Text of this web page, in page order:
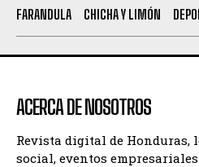
FARANDULA
CHICHA Y LIMÓN
ACERCA DE NOSOTROS
Revista digital de Honduras,
social, eventos